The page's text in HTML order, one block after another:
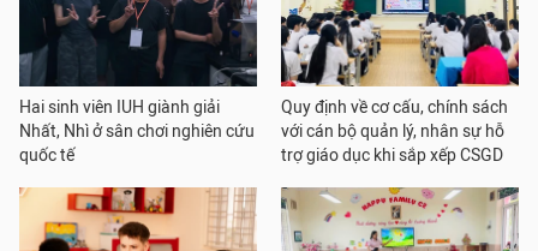
Hai sinh viên IUH giành giải
Nhất, Nhì ở sân chơi nghiên cứu
quốc tế
Quy định về cơ cấu, chính sách
với cán bộ quản lý, nhân sự hỗ
trợ giáo dục khi sắp xếp CSGD